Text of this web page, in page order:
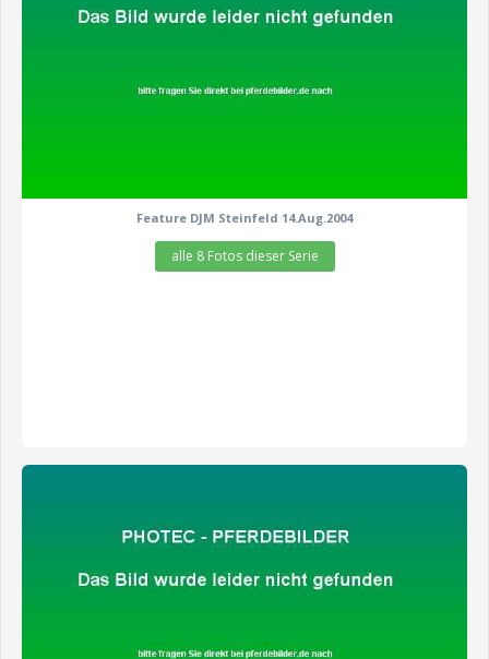
Feature DJM Steinfeld 14.Aug.2004
alle 8 Fotos dieser Serie